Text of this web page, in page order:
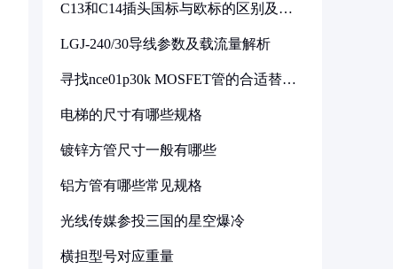
C13和C14插头国标与欧标的区别及其
LGJ-240/30导线参数及载流量解析
寻找nce01p30k MOSFET管的合适替代
电梯的尺寸有哪些规格
镀锌方管尺寸一般有哪些
铝方管有哪些常见规格
光线传媒参投三国的星空爆冷
横担型号对应重量